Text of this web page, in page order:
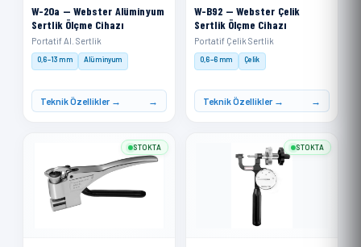
W-20a — Webster Alüminyum
Sertlik Ölçme Cihazı
Portatif Al. Sertlik
0,6–13 mm Alüminyum
Teknik Özellikler →
W-B92 — Webster Çelik
Sertlik Ölçme Cihazı
Portatif Çelik Sertlik
0,6–6 mm Çelik
Teknik Özellikler →
STOKTA STOKTA